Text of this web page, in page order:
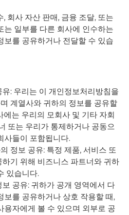
, 회사 자산 판매, 금융 조달, 또는
는 일부를 다른 회사에 인수하는
보를 공유하거나 전달할 수 있습
: 우리는 이 개인정보처리방침을
계열사와 귀하의 정보를 공유할
에는 우리의 모회사 및 기타 자회
또는 우리가 통제하거나 공동으
사들이 포함됩니다.
정보 공유: 특정 제품, 서비스 또
기 위해 비즈니스 파트너와 귀하
있습니다.
공유: 귀하가 공개 영역에서 다
보를 공유하거나 상호 작용할 때,
용자에게 볼 수 있으며 외부로 공